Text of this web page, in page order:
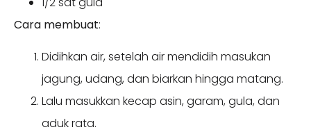
Cara membuat:
Didihkan air, setelah air mendidih masukan
jagung, udang, dan biarkan hingga matang.
Lalu masukkan kecap asin, garam, gula, dan
aduk rata.